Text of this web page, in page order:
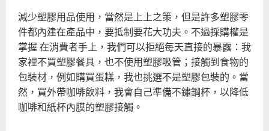
減少塑膠用品使用，當然是上上之策，但是許多塑膠零
件都內建在產品中，要抵制要花大功夫。不過採購權是
掌握 在消費者手上，我們可以拒絕每天直接的暴露：我
家裡不買塑膠餐具，也不使用塑膠吸管；接觸到食物的
包裝材，例如購買蛋糕，我也挑選不是塑膠包裝的。當
然，買外帶咖啡飲料，我會自己準備不鏽鋼杯，以降低
咖啡和紙杯內膜的塑膠接觸。